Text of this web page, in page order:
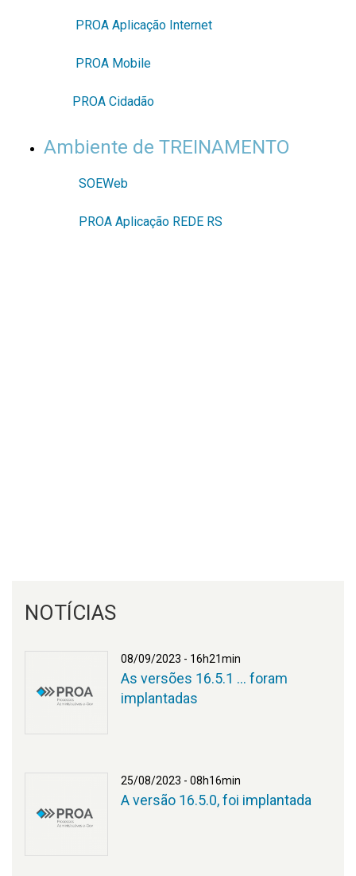
PROA Aplicação Internet
PROA Mobile
PROA Cidadão
Ambiente de TREINAMENTO
SOEWeb
PROA Aplicação REDE RS
NOTÍCIAS
08/09/2023 - 16h21min
As versões 16.5.1 ... foram
implantadas
25/08/2023 - 08h16min
A versão 16.5.0, foi implantada